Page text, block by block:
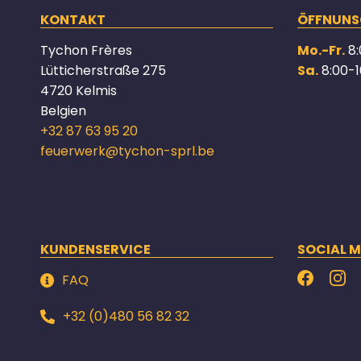
KONTAKT
Tychon Frères
Lütticherstraße 275
4720 Kelmis
Belgien
+32 87 63 95 20
feuerwerk@tychon-sprl.be
Mo.-Fr.
Sa.8:00-
KUNDENSERVICE
FAQ
+32 (0)480 56 82 32
SOCIAL